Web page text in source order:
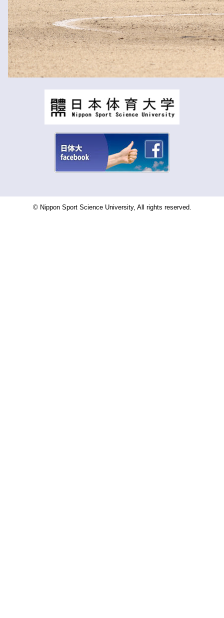
© Nippon Sport Science University, All rights reserved.